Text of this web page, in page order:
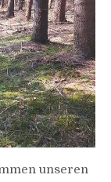
unseren